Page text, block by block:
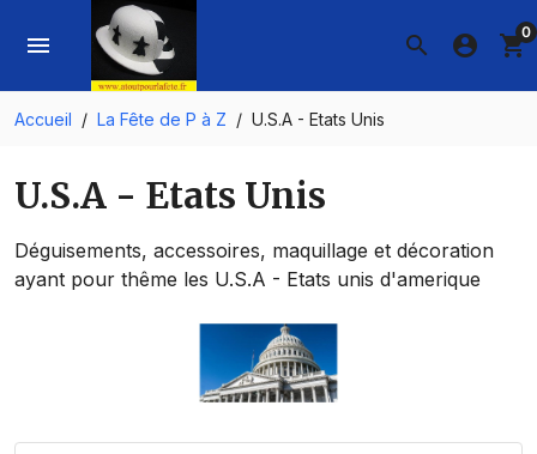
search
menu account_circle shopping_cart0
Accueil La Fête de P à Z U.S.A - Etats Unis
U.S.A - Etats Unis
Déguisements, accessoires, maquillage et décoration
ayant pour thême les U.S.A - Etats unis d'amerique